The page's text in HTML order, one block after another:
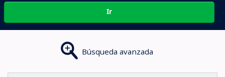
Ir
Búsqueda avanzada